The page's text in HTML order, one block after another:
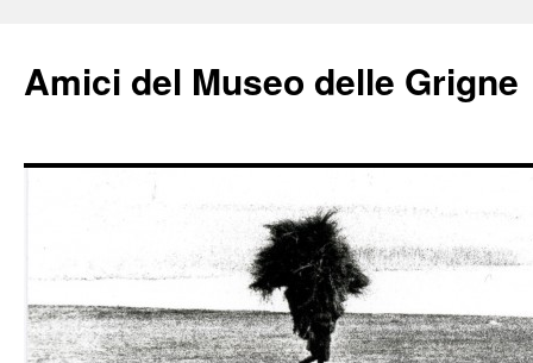
Amici del Museo delle Grigne